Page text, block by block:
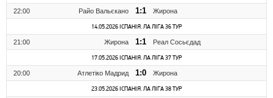
22:00 Райо Вальєкано 1:1 Жирона
14.05.2026 ІСПАНІЯ. ЛА ЛІГА 36 ТУР
21:00 Жирона 1:1 Реал Сосьєдад
17.05.2026 ІСПАНІЯ. ЛА ЛІГА 37 ТУР
20:00 Атлетіко Мадрид 1:0 Жирона
23.05.2026 ІСПАНІЯ. ЛА ЛІГА 38 ТУР